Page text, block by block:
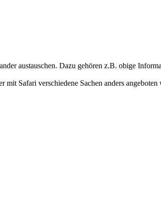
austauschen. Dazu gehören z.B. obige
Safari verschiedene Sachen anders